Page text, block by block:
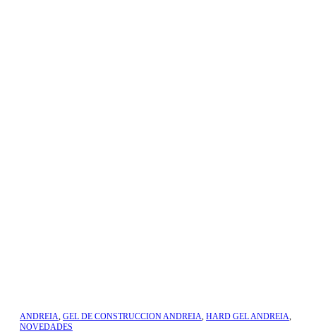
ANDREIA, GEL DE CONSTRUCCION ANDREIA, HARD GEL ANDREIA,
NOVEDADES